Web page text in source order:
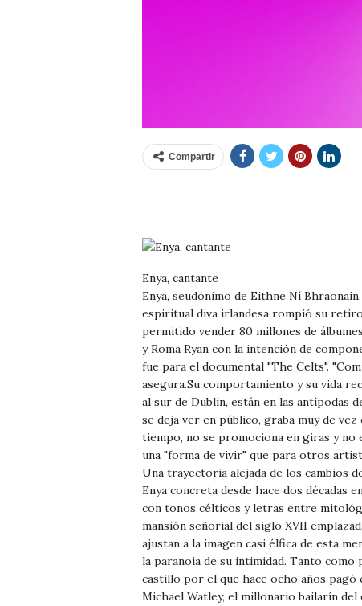
Compartir
Enya, cantante
Enya, seudónimo de Eithne Ní
espiritual diva irlandesa rompió su
permitido vender 80 millones de
y Roma Ryan con la intención de
fue para el documental "The Celts".
asegura.Su comportamiento y su vida
al sur de Dublín, están en las antípodas
se deja ver en público, graba muy de
tiempo, no se promociona en giras y no
una "forma de vivir" que para otros
Una trayectoria alejada de los cambios
Enya concreta desde hace dos décadas
con tonos célticos y letras entre
mansión señorial del siglo XVII
ajustan a la imagen casi élfica de esta
la paranoia de su intimidad. Tanto como
castillo por el que hace ocho años pagó
Michael Watley, el millonario bailarín